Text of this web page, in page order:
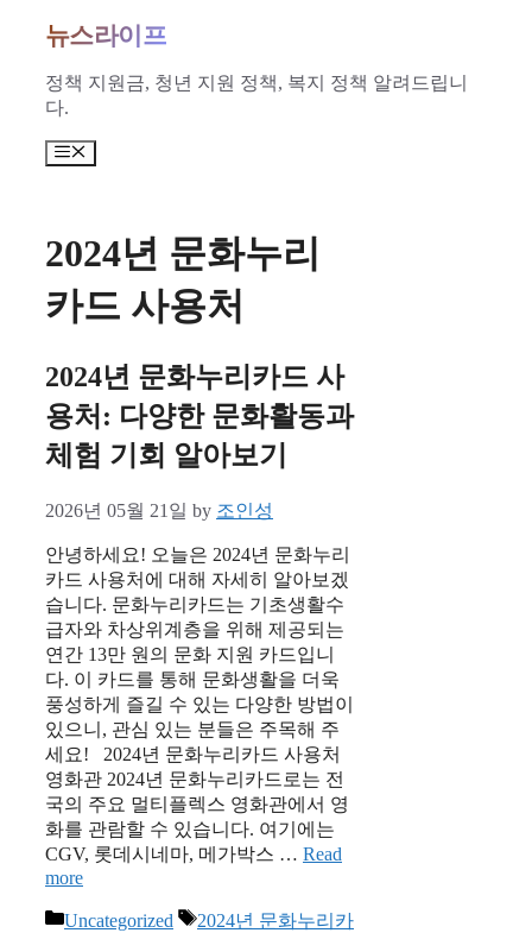
content
뉴스라이프
정책 지원금, 청년 지원 정책, 복지 정책 알려드립니
다.
Menu
2024년 문화누리
카드 사용처
2024년 문화누리카드 사
용처: 다양한 문화활동과
체험 기회 알아보기
2026년 05월 21일 by 조인성
안녕하세요! 오늘은 2024년 문화누리
카드 사용처에 대해 자세히 알아보겠
습니다. 문화누리카드는 기초생활수
급자와 차상위계층을 위해 제공되는
연간 13만 원의 문화 지원 카드입니
다. 이 카드를 통해 문화생활을 더욱
풍성하게 즐길 수 있는 다양한 방법이
있으니, 관심 있는 분들은 주목해 주
세요! 2024년 문화누리카드 사용처
영화관 2024년 문화누리카드로는 전
국의 주요 멀티플렉스 영화관에서 영
화를 관람할 수 있습니다. 여기에는
CGV, 롯데시네마, 메가박스 … Read
more
Categories
Uncategorized Tags
2024년 문화누리카